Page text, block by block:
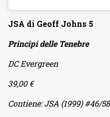
JSA di Geoff Johns 5
Principi delle Tenebre
DC Evergreen
39,00 €
Contiene: JSA (1999) #46/